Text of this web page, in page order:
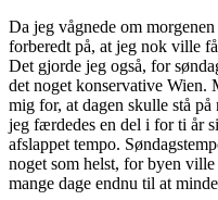
Da jeg vågnede om
forberedt på, at jeg nok ville
Det gjorde jeg også, for
det noget konservative Wien.
mig for, at dagen skulle stå på
jeg færdedes en del i for ti år
afslappet tempo.
noget som helst, for byen
mange dage endnu til at